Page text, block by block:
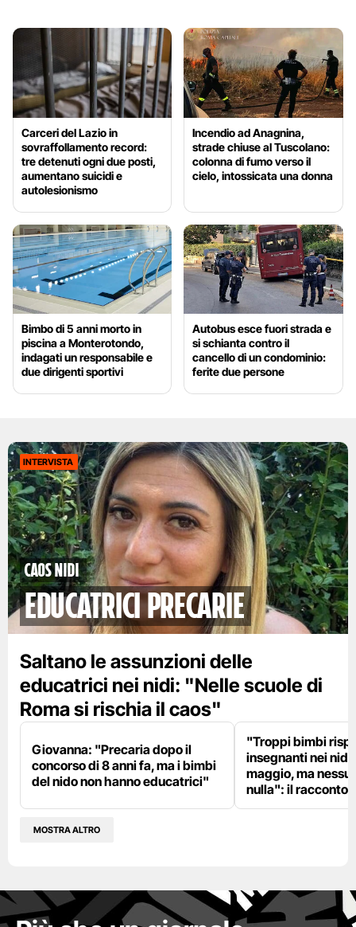
Carceri del Lazio in
sovraffollamento record:
tre detenuti ogni due posti,
aumentano suicidi e
autolesionismo
Incendio ad Anagnina,
strade chiuse al Tuscolano:
colonna di fumo verso il
cielo, intossicata una donna
Bimbo di 5 anni morto in
piscina a Monterotondo,
indagati un responsabile e
due dirigenti sportivi
Autobus esce fuori strada e
si schianta contro il
cancello di un condominio:
ferite due persone
INTERVISTA
Caos nidi
educatrici precarie
Saltano le assunzioni delle
educatrici nei nidi: "Nelle scuole di
Roma si rischia il caos"
Giovanna: "Precaria dopo il
concorso di 8 anni fa, ma i bimbi
del nido non hanno educatrici"
"Troppi bimbi
insegnanti nei
maggio, ma
nulla": il racconto
MOSTRA ALTRO